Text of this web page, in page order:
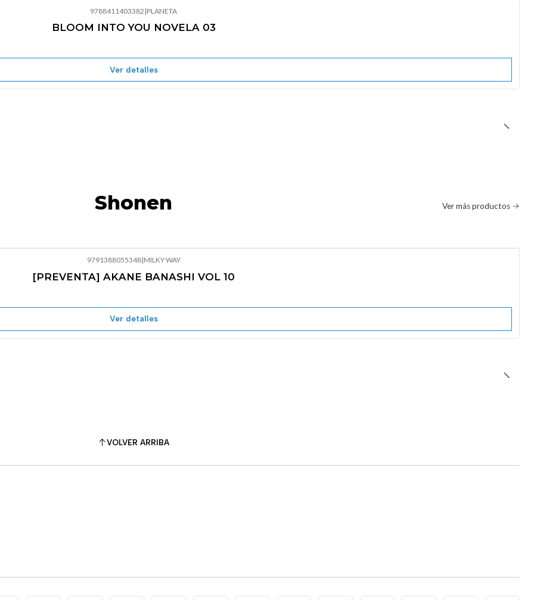
9788411403382 |PLANETA
BLOOM INTO YOU NOVELA 03
Ver detalles
Shonen Ver más productos
9791388055348|MILKY WAY
[PREVENTA] AKANE BANASHI VOL 10
Ver detalles
VOLVER ARRIBA